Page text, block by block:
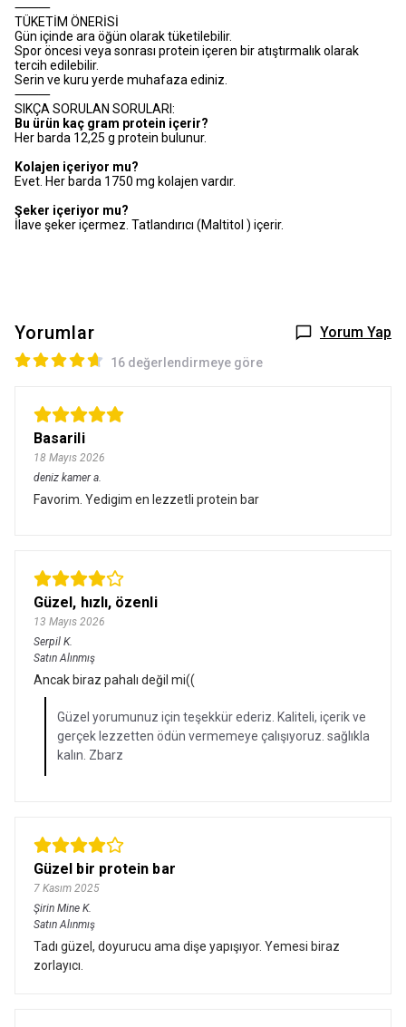
⸻
TÜKETİM ÖNERİSİ
Gün içinde ara öğün olarak tüketilebilir.
Spor öncesi veya sonrası protein içeren bir atıştırmalık olarak
tercih edilebilir.
Serin ve kuru yerde muhafaza ediniz.
⸻
SIKÇA SORULAN SORULARI:
Bu ürün kaç gram protein içerir?
Her barda 12,25 g protein bulunur.
Kolajen içeriyor mu?
Evet. Her barda 1750 mg kolajen vardır.
Şeker içeriyor mu?
İlave şeker içermez. Tatlandırıcı (Maltitol ) içerir.
Yorumlar Yorum Yap
16 değerlendirmeye göre
Basarili
18 Mayıs 2026
deniz kamer a.
Favorim. Yedigim en lezzetli protein bar
Güzel, hızlı, özenli
13 Mayıs 2026
Serpil K.
Satın Alınmış
Ancak biraz pahalı değil mi((
Güzel yorumunuz için teşekkür ederiz. Kaliteli, içerik ve
gerçek lezzetten ödün vermemeye çalışıyoruz. sağlıkla
kalın. Zbarz
Güzel bir protein bar
7 Kasım 2025
Şirin Mine K.
Satın Alınmış
Tadı güzel, doyurucu ama dişe yapışıyor. Yemesi biraz
zorlayıcı.